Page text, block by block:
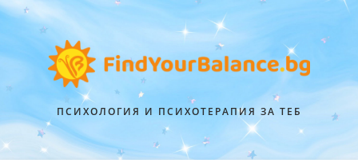
ПСИХОЛОГИЯ И ПСИХОТЕРАПИЯ ЗА ТЕБ